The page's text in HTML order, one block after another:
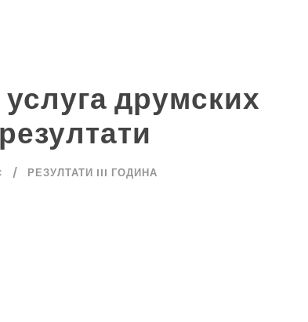
друмских
РЕЗУЛТАТИ III ГОДИНА